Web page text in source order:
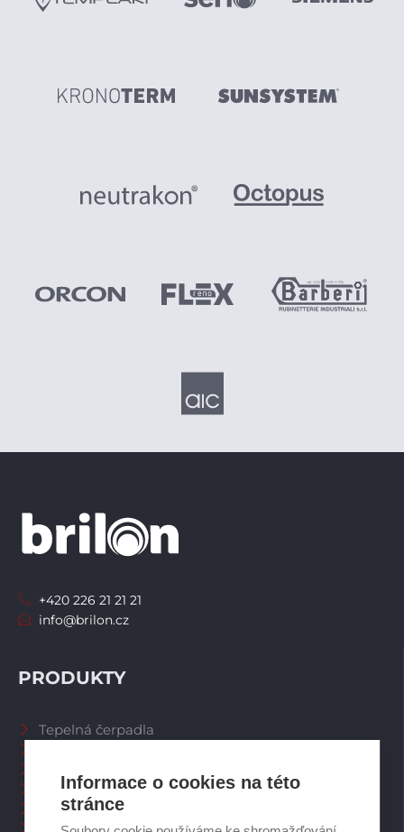
Informace o cookies na této
stránce
PRODUKTY
Tepelná čerpadla
Spalinové systémy
Plynové kotle
+420 226 21 21 21
info@brilon.cz